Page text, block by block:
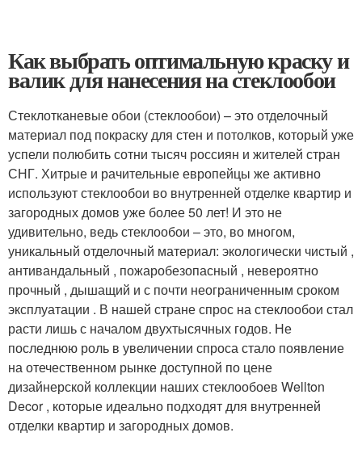
Как выбрать оптимальную краску и
валик для нанесения на стеклообои
Стеклотканевые обои (стеклообои) – это отделочный
материал под покраску для стен и потолков, который уже
успели полюбить сотни тысяч россиян и жителей стран
СНГ. Хитрые и рачительные европейцы же активно
используют стеклообои во внутренней отделке квартир и
загородных домов уже более 50 лет! И это не
удивительно, ведь стеклообои – это, во многом,
уникальный отделочный материал: экологически чистый ,
антивандальный , пожаробезопасный , невероятно
прочный , дышащий и с почти неограниченным сроком
эксплуатации . В нашей стране спрос на стеклообои стал
расти лишь с началом двухтысячных годов. Не
последнюю роль в увеличении спроса стало появление
на отечественном рынке доступной по цене
дизайнерской коллекции наших стеклообоев Wellton
Decor , которые идеально подходят для внутренней
отделки квартир и загородных домов.